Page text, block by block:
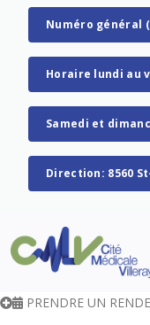
Numéro général
Horaire lundi au
Samedi et
Direction: 8560
PRENDRE UN